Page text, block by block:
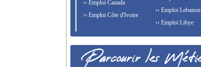
›› Emploi Canada
›› Emploi Côte d'Ivoire
›› Emploi Lebanon
›› Emploi Libye